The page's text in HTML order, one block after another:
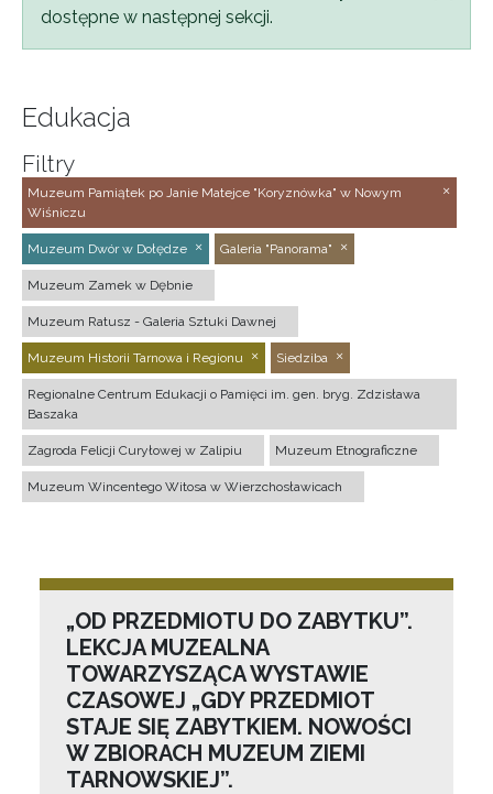
dostępne w następnej sekcji.
Edukacja
Filtry
Muzeum Pamiątek po Janie Matejce "Koryznówka" w Nowym
Wiśniczu
Muzeum Dwór w Dołędze Galeria "Panorama"
Muzeum Zamek w Dębnie
Muzeum Ratusz - Galeria Sztuki Dawnej
Muzeum Historii Tarnowa i Regionu Siedziba
Regionalne Centrum Edukacji o Pamięci im. gen. bryg. Zdzisława
Baszaka
Zagroda Felicji Curyłowej w Zalipiu Muzeum Etnograficzne
Muzeum Wincentego Witosa w Wierzchosławicach
„OD PRZEDMIOTU DO ZABYTKU”.
LEKCJA MUZEALNA
TOWARZYSZĄCA WYSTAWIE
CZASOWEJ „GDY PRZEDMIOT
STAJE SIĘ ZABYTKIEM. NOWOŚCI
W ZBIORACH MUZEUM ZIEMI
TARNOWSKIEJ”.